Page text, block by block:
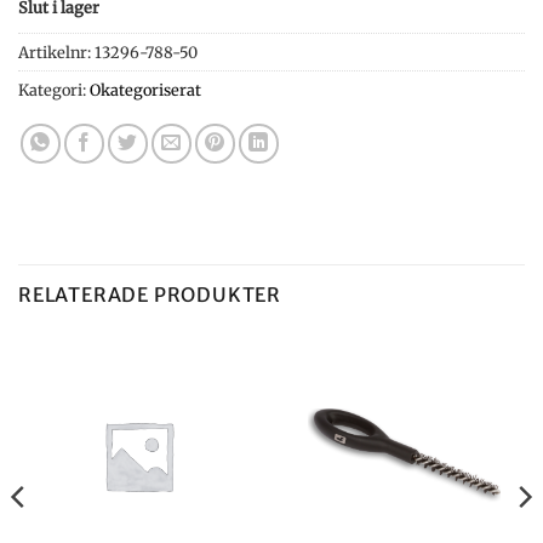
Slut i lager
Artikelnr:13296-788-50
Kategori:Okategoriserat
RELATERADE PRODUKTER